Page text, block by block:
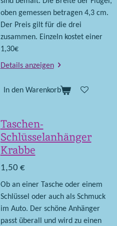
oben gemessen betragen 4,3 cm.
Der Preis gilt für die drei
zusammen. Einzeln kostet einer
1,30€
Details anzeigen
In den Warenkorb
Taschen-
Schlüsselanhänger
Krabbe
1,50 €
Ob an einer Tasche oder einem
Schlüssel oder auch als Schmuck
im Auto. Der schöne Anhänger
passt überall und wird zu einen